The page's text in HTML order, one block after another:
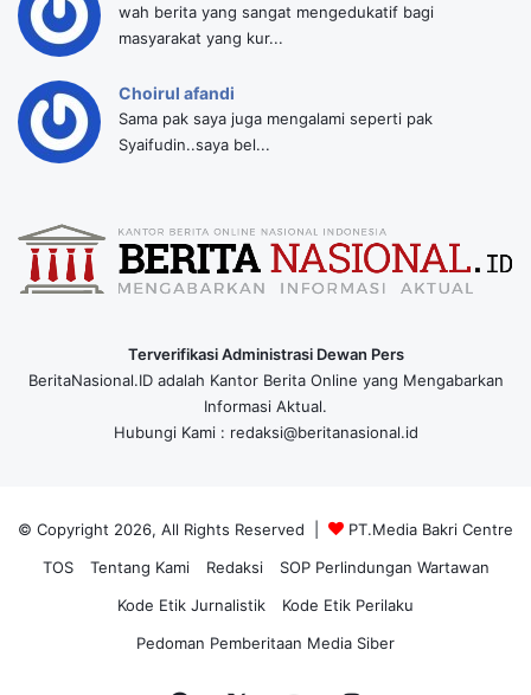
wah berita yang sangat mengedukatif bagi
masyarakat yang kur...
Choirul afandi
Sama pak saya juga mengalami seperti pak
Syaifudin..saya bel...
Terverifikasi Administrasi Dewan Pers
BeritaNasional.ID adalah Kantor Berita Online yang Mengabarkan
Informasi Aktual.
Hubungi Kami : redaksi@beritanasional.id
© Copyright 2026, All Rights Reserved |
PT.Media Bakri Centre
TOS
Tentang Kami Redaksi
SOP Perlindungan Wartawan
Kode Etik Jurnalistik
Kode Etik Perilaku
Pedoman Pemberitaan Media Siber